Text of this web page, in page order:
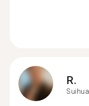
R.
Suihua